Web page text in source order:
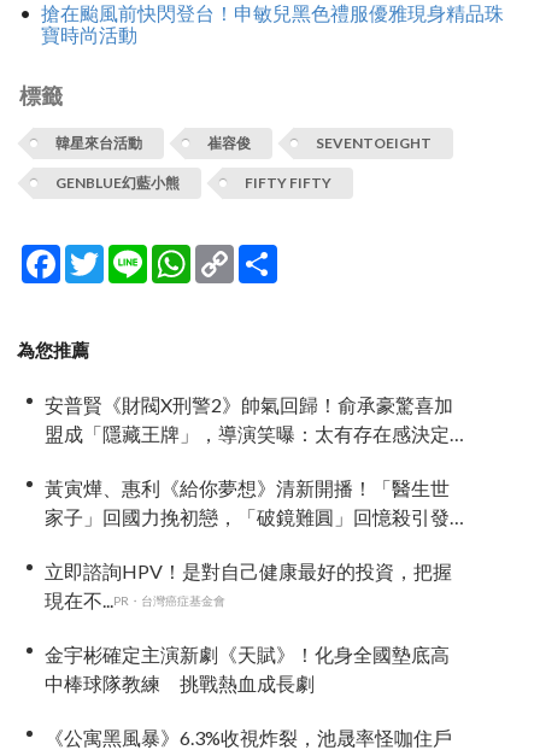
搶在颱風前快閃登台！申敏兒黑色禮服優雅現身精品珠
寶時尚活動
標籤
韓星來台活動 崔容俊 SEVENTOEIGHT
GENBLUE幻藍小熊 FIFTY FIFTY
Facebook
TwitterLine WhatsApp
Copy
Link
為您推薦
安普賢《財閥X刑警2》帥氣回歸！俞承豪驚喜加
盟成「隱藏王牌」，導演笑曝：太有存在感決定
黃寅燁、惠利《給你夢想》清新開播！「醫生世
家子」回國力挽初戀，「破鏡難圓」回憶殺引發
立即諮詢HPV！是對自己健康最好的投資，把握
現在不...PR・台灣癌症基金會
金宇彬確定主演新劇《天賦》！化身全國墊底高
中棒球隊教練 挑戰熱血成長劇
《公寓黑風暴》6.3%收視炸裂，池晟率怪咖住戶